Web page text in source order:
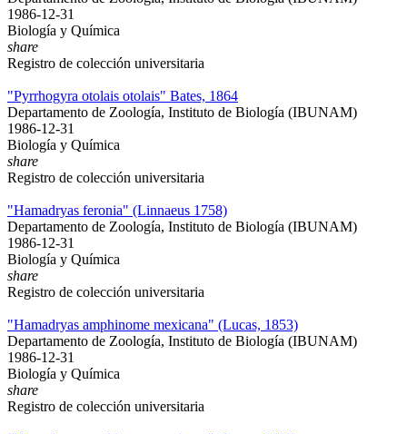
1986-12-31
Biología y Química
share
Registro de colección universitaria
"Pyrrhogyra otolais otolais" Bates, 1864
Departamento de Zoología, Instituto de Biología (IBUNAM)
1986-12-31
Biología y Química
share
Registro de colección universitaria
"Hamadryas feronia" (Linnaeus 1758)
Departamento de Zoología, Instituto de Biología (IBUNAM)
1986-12-31
Biología y Química
share
Registro de colección universitaria
"Hamadryas amphinome mexicana" (Lucas, 1853)
Departamento de Zoología, Instituto de Biología (IBUNAM)
1986-12-31
Biología y Química
share
Registro de colección universitaria